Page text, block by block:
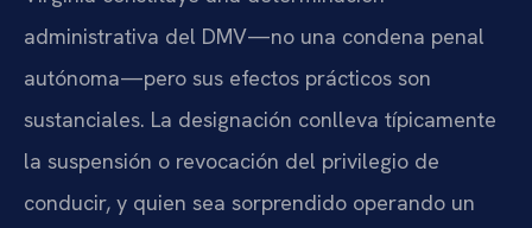
administrativa del DMV—no una condena penal
autónoma—pero sus efectos prácticos son
sustanciales. La designación conlleva típicamente
la suspensión o revocación del privilegio de
conducir, y quien sea sorprendido operando un